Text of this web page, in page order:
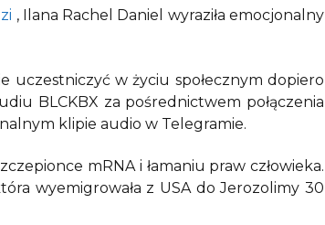
, Ilana Rachel Daniel wyraziła emocjonalny
uczestniczyć w życiu społecznym dopiero
BLCKBX za pośrednictwem połączenia
klipie audio w Telegramie.
mRNA i łamaniu praw człowieka.
wyemigrowała z USA do Jerozolimy 30